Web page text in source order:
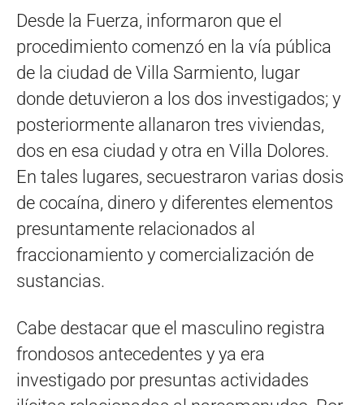
Desde la Fuerza, informaron que el
procedimiento comenzó en la vía pública
de la ciudad de Villa Sarmiento, lugar
donde detuvieron a los dos investigados; y
posteriormente allanaron tres viviendas,
dos en esa ciudad y otra en Villa Dolores.
En tales lugares, secuestraron varias dosis
de cocaína, dinero y diferentes elementos
presuntamente relacionados al
fraccionamiento y comercialización de
sustancias.
Cabe destacar que el masculino registra
frondosos antecedentes y ya era
investigado por presuntas actividades